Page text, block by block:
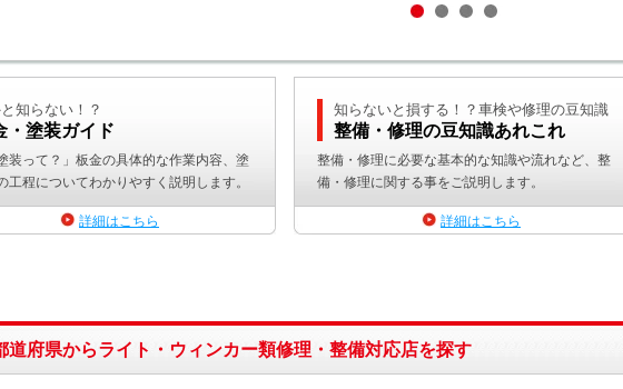
知らない！？
・塗装ガイド
装って？」板金の具体的な作業内容、塗
工程についてわかりやすく説明します。
詳細はこちら
知らないと損する！？車検や修理の豆知識
整備・修理の豆知識あれこれ
整備・修理に必要な基本的な知識や流れなど、整
備・修理に関する事をご説明します。
詳細はこちら
道府県からライト・ウィンカー類修理・整備対応店を探す